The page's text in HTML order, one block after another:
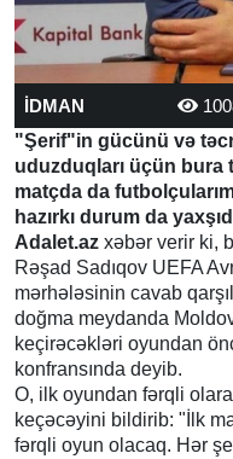
İDMAN
"Şerif"in gücünü və
uduzduqları üçün bura
matçda da
hazırkı durum da
Adalet.az xəbər verir ki,
Rəşad Sadıqov UEFA
mərhələsinin cavab
doğma meydanda
keçirəcəkləri oyundan
konfransında deyib.
O, ilk oyundan fərqli
keçəcəyini bildirib: "İlk
fərqli oyun olacaq. Hər